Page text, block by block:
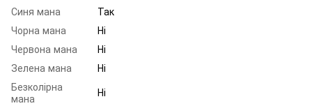
Синя мана
Так
Чорна мана
Ні
Червона мана
Ні
Зелена мана
Ні
Безколірна
мана
Ні